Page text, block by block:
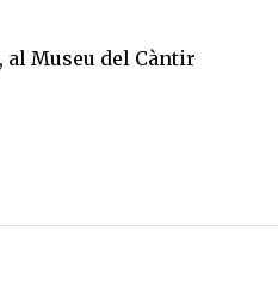
Museu del Càntir